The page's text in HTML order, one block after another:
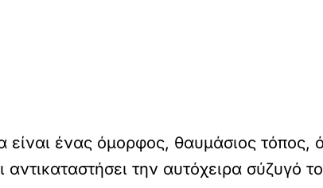
ένας όμορφος, θαυμάσιος τόπος,
την αυτόχειρα σύζυγό